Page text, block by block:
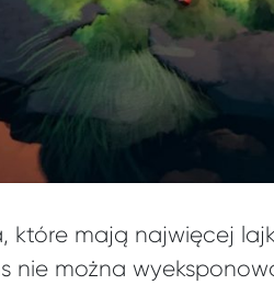
które mają najwięcej
nie można